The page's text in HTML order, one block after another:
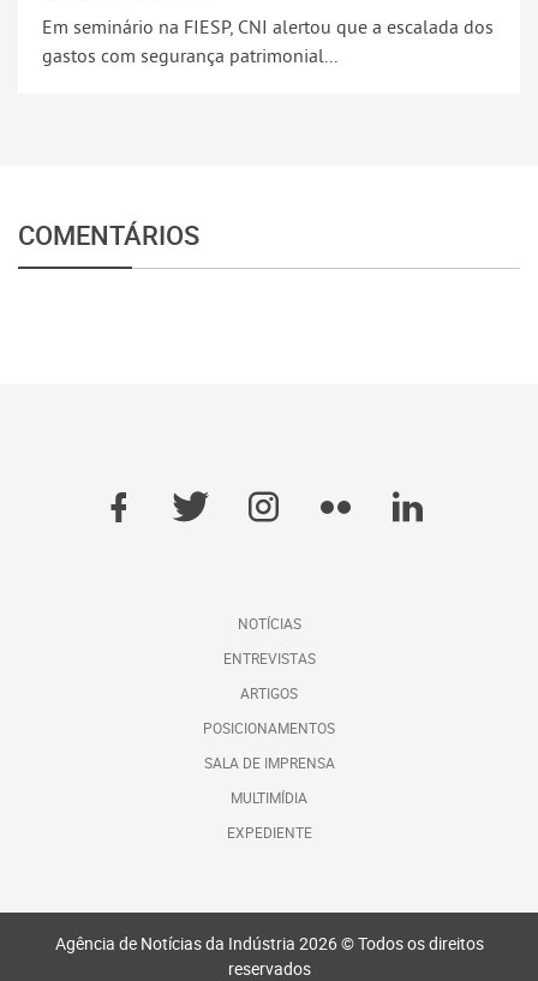
Em seminário na FIESP, CNI alertou que a escalada dos
gastos com segurança patrimonial...
COMENTÁRIOS
NOTÍCIAS
ENTREVISTAS
ARTIGOS
POSICIONAMENTOS
SALA DE IMPRENSA
MULTIMÍDIA
EXPEDIENTE
Agência de Notícias da Indústria 2026 © Todos os direitos
reservados